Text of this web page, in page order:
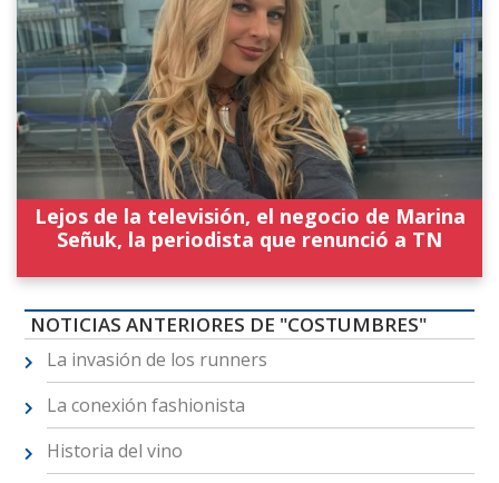
Lejos de la televisión, el negocio de Marina
Señuk, la periodista que renunció a TN
NOTICIAS ANTERIORES DE "COSTUMBRES"
La invasión de los runners
La conexión fashionista
Historia del vino